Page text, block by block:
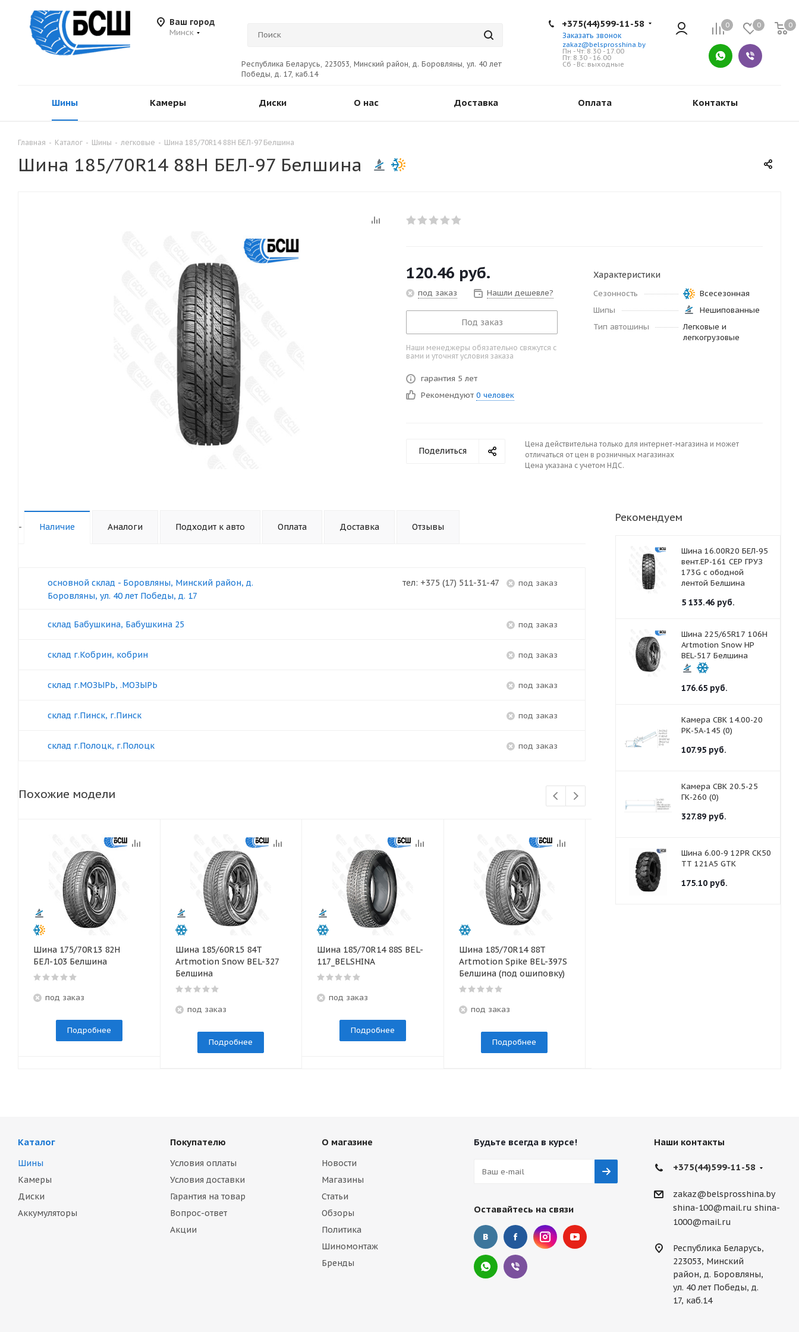
Ваш город
Минск
Республика Беларусь, 223053, Минский район, д. Боровляны, ул. 40 лет
Победы, д. 17, каб.14
0 0 0
+375(44)599-11-58
Заказать звонок
zakaz@belsprosshina.by
Пн - Чт: 8.30 - 17.00
Пт: 8.30 - 16.00
Сб - Вс: выходные
Шины Камеры Диски О нас Доставка Оплата Контакты
Главная - Каталог - Шины - легковые - Шина 185/70R14 88Н БЕЛ-97 Белшина
Шина 185/70R14 88Н БЕЛ-97 Белшина
120.46 руб.
под заказ Нашли дешевле?
Под заказ
Наши менеджеры обязательно свяжутся с
вами и уточнят условия заказа
гарантия 5 лет
Рекомендуют 0 человек
Характеристики
Сезонность
Всесезонная
Шипы
Нешипованные
Тип автошины
Легковые и
легкогрузовые
Поделиться
Цена действительна только для интернет-магазина и может
отличаться от цен в розничных магазинах
Цена указана с учетом НДС.
- Наличие Аналоги Подходит к авто Оплата Доставка Отзывы
тел: +375 (17) 511-31-47 под заказ
основной склад - Боровляны, Минский район, д.
Боровляны, ул. 40 лет Победы, д. 17
под заказ
склад Бабушкина, Бабушкина 25
под заказ
склад г.Кобрин, кобрин
под заказ
склад г.МОЗЫРЬ, .МОЗЫРЬ
под заказ
склад г.Пинск, г.Пинск
под заказ
склад г.Полоцк, г.Полоцк
Похожие модели
Шина 175/70R13 82Н
БЕЛ-103 Белшина
под заказ
Подробнее
Шина 185/60R15 84T
Artmotion Snow BEL-327
Белшина
под заказ
Подробнее
Шина 185/70R14 88S BEL-
117_BELSHINA
под заказ
Подробнее
Шина 185/70R14 88T
Artmotion Spike BEL-397S
Белшина (под ошиповку)
под заказ
Подробнее
Рекомендуем
Шина 16.00R20 БЕЛ-95
вент.ЕР-161 СЕР ГРУЗ
173G с ободной
лентой Белшина
5 133.46 руб.
Шина 225/65R17 106H
Artmotion Snow HP
BEL-517 Белшина
176.65 руб.
Камера СВК 14.00-20
РК-5А-145 (0)
107.95 руб.
Камера СВК 20.5-25
ГК-260 (0)
327.89 руб.
Шина 6.00-9 12PR CK50
TT 121A5 GTK
175.10 руб.
Каталог
Шины
Камеры
Диски
Аккумуляторы
Покупателю
Условия оплаты
Условия доставки
Гарантия на товар
Вопрос-ответ
Акции
О магазине
Новости
Магазины
Статьи
Обзоры
Политика
Шиномонтаж
Бренды
Будьте всегда в курсе!
Оставайтесь на связи
Наши контакты
+375(44)599-11-58
zakaz@belsprosshina.by
shina-100@mail.ru shina-
1000@mail.ru
Республика Беларусь,
223053, Минский
район, д. Боровляны,
ул. 40 лет Победы, д.
17, каб.14